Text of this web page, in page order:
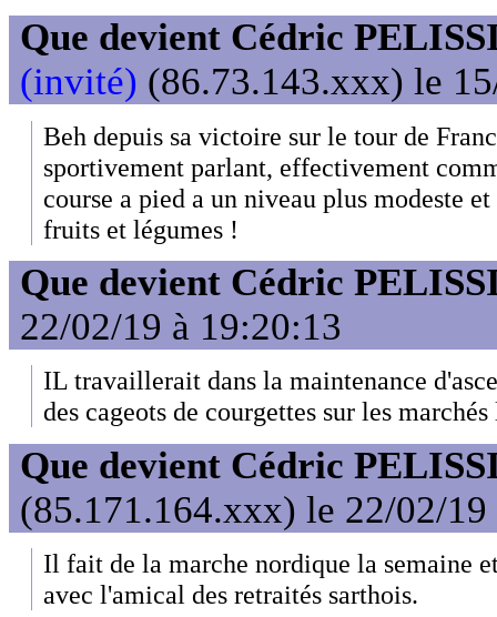
Que devient Cédric
(invité) (86.73.143.xxx) le
Beh depuis sa victoire sur le tour de
sportivement parlant, effectivement
course a pied a un niveau plus modeste
fruits et légumes !
Que devient Cédric
22/02/19 à 19:20:13
IL travaillerait dans la maintenance
des cageots de courgettes sur les
Que devient Cédric
(85.171.164.xxx) le 22/02/19
Il fait de la marche nordique la semaine
avec l'amical des retraités sarthois.